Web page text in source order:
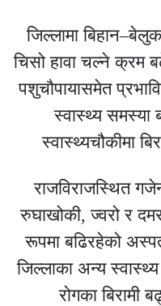
जिल्लामा
चिसो हावा चल्ने क्रम
पशुचौपायासमेत
स्वास्थ्य समस्या
स्वास्थ्यचौकीमा
राजविराजस्थित
रुघाखोकी, ज्वरो र
रूपमा बढिरहेको
जिल्लाका अन्य
रोगका बिरामी